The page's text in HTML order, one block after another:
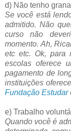
d) Não tenho
Se você está
admitido. Não
curso não
momento. Ah,
etc etc. Ok, para
escolas oferece
pagamento de
instituições
Fundação Estudar
e) Trabalho
Quando você é